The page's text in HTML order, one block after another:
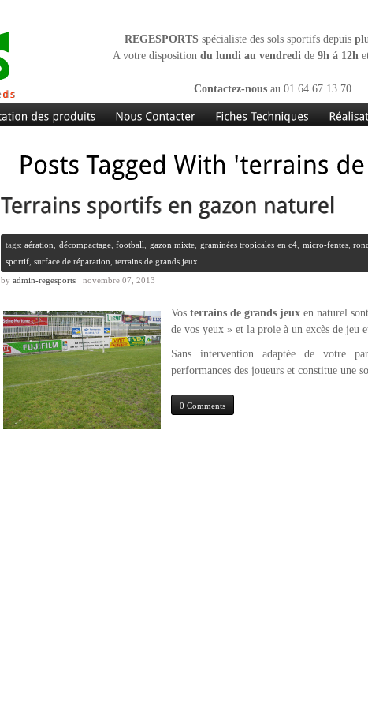
REGESPORTS spécialiste des sols sportifs depuis
A votre disposition du lundi au vendredi de 9h á 12h
Contactez-nous au 01 64 67 13 70
tags:aération décompactage,football gazon mixte graminées tropicales en c4 micro-fentes,
sportif surface de réparation terrains de grands jeux
by admin-regesports novembre 07, 2013
Vos terrains de grands jeux en naturel
de vos yeux » et la proie à un excès de jeu
Sans intervention adaptée de votre
performances des joueurs et constitue une
0 Comments